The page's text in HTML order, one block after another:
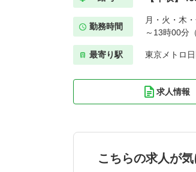
勤務時間
月・火・木
～13時00分
最寄り駅 東京メトロ
求人情報
こちらの求人が